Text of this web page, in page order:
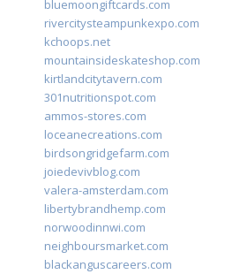
bluemoongiftcards.com
rivercitysteampunkexpo.com
kchoops.net
mountainsideskateshop.com
kirtlandcitytavern.com
301nutritionspot.com
ammos-stores.com
loceanecreations.com
birdsongridgefarm.com
joiedevivblog.com
valera-amsterdam.com
libertybrandhemp.com
norwoodinnwi.com
neighboursmarket.com
blackanguscareers.com